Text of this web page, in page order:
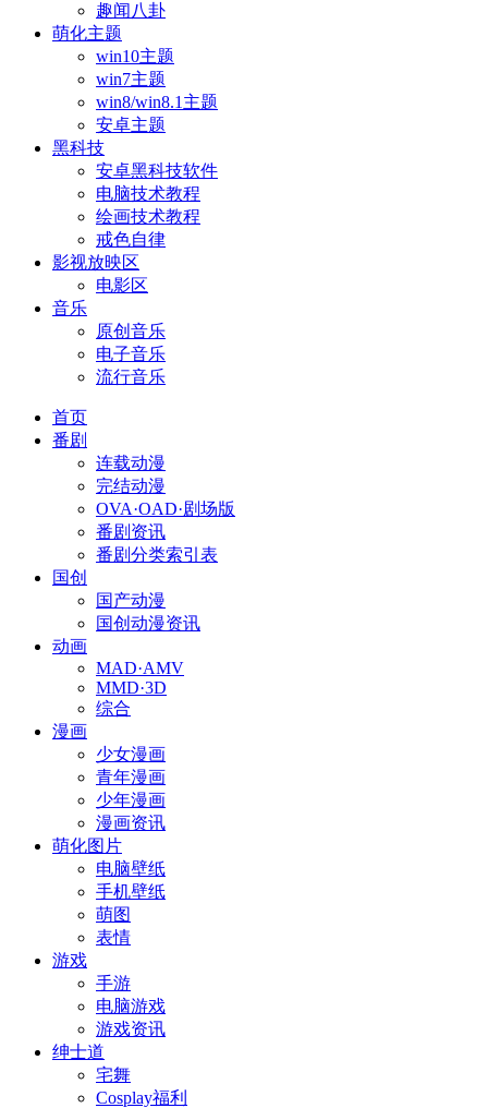
趣闻八卦
萌化主题
win10主题
win7主题
win8/win8.1主题
安卓主题
黑科技
安卓黑科技软件
电脑技术教程
绘画技术教程
戒色自律
影视放映区
电影区
音乐
原创音乐
电子音乐
流行音乐
首页
番剧
连载动漫
完结动漫
OVA·OAD·剧场版
番剧资讯
番剧分类索引表
国创
国产动漫
国创动漫资讯
动画
MAD·AMV
MMD·3D
综合
漫画
少女漫画
青年漫画
少年漫画
漫画资讯
萌化图片
电脑壁纸
手机壁纸
萌图
表情
游戏
手游
电脑游戏
游戏资讯
绅士道
宅舞
Cosplay福利